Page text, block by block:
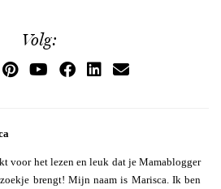
Volg:
voor het lezen en leuk dat je Mamablogger
brengt! Mijn naam is Marisca. Ik ben